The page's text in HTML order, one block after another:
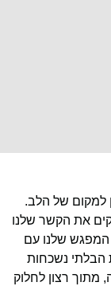
למקום של הלב.
את הקשר שלנו
המפגש שלנו עם
הבלתי נשכחות
מתוך רצון לחלוק